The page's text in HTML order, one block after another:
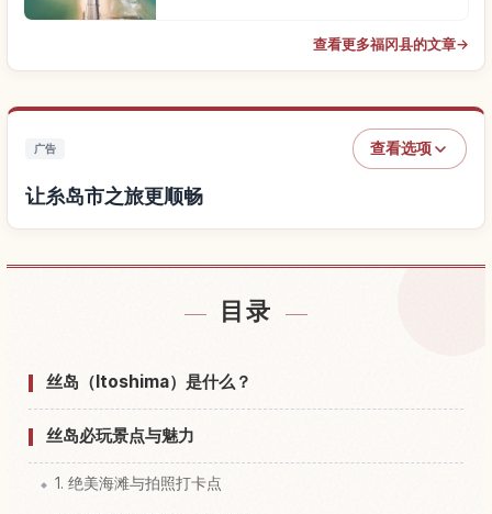
查看更多福冈县的文章→
广告 查看选项
让糸岛市之旅更顺畅
目录
丝岛（Itoshima）是什么？
丝岛必玩景点与魅力
1. 绝美海滩与拍照打卡点